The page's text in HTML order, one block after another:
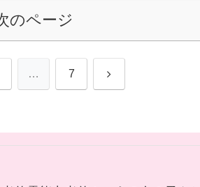
のページ
… 7 次